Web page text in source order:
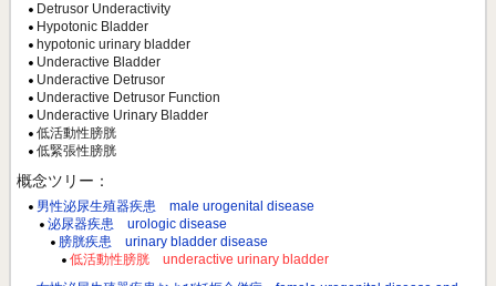
Detrusor Underactivity
Hypotonic Bladder
hypotonic urinary bladder
Underactive Bladder
Underactive Detrusor
Underactive Detrusor Function
Underactive Urinary Bladder
低活動性膀胱
低緊張性膀胱
概念ツリー：
男性泌尿生殖器疾患 male urogenital disease
泌尿器疾患 urologic disease
膀胱疾患 urinary bladder disease
低活動性膀胱 underactive urinary bladder